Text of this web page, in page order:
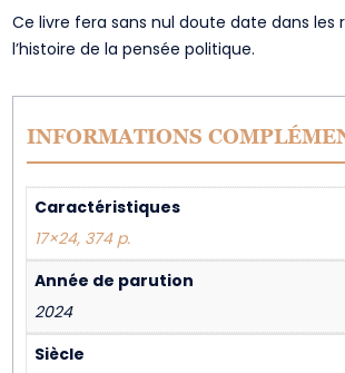
Ce livre fera sans nul doute date dans les
l’histoire de la pensée politique.
INFORMATIONS
Caractéristiques
17×24, 374 p.
Année de parution
2024
Siècle